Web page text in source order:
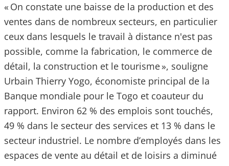
« On constate une baisse de la production et des
ventes dans de nombreux secteurs, en particulier
ceux dans lesquels le travail à distance n'est pas
possible, comme la fabrication, le commerce de
détail, la construction et le tourisme », souligne
Urbain Thierry Yogo, économiste principal de la
Banque mondiale pour le Togo et coauteur du
rapport. Environ 62 % des emplois sont touchés,
49 % dans le secteur des services et 13 % dans le
secteur industriel. Le nombre d’employés dans les
espaces de vente au détail et de loisirs a diminué